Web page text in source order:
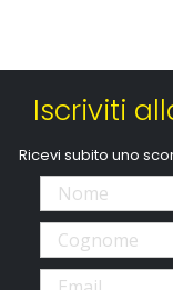
Iscriviti
Ricevi subito uno